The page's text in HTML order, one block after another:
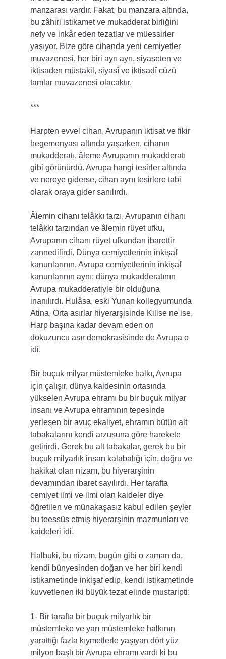
manzarası vardır. Fakat, bu manzara altında,
bu zâhiri istikamet ve mukadderat birliğini
nefy ve inkâr eden tezatlar ve müessirler
yaşıyor. Bize göre cihanda yeni cemiyetler
muvazenesi, her biri ayrı ayrı, siyaseten ve
iktisaden müstakil, siyasî ve iktisadî cüzü
tamlar muvazenesi olacaktır.
***
Harpten evvel cihan, Avrupanın iktisat ve fikir
hegemonyası altında yaşarken, cihanın
mukadderatı, âleme Avrupanın mukadderatı
gibi görünürdü. Avrupa hangi tesirler altında
ve nereye giderse, cihan aynı tesirlere tabi
olarak oraya gider sanılırdı.
Âlemin cihanı telâkkı tarzı, Avrupanın cihanı
telâkkı tarzından ve âlemin rüyet ufku,
Avrupanın cihanı rüyet ufkundan ibarettir
zannedilirdi. Dünya cemiyetlerinin inkişaf
kanunlarının, Avrupa cemiyetlerinin inkişaf
kanunlarının aynı; dünya mukadderatının
Avrupa mukadderatiyle bir olduğuna
inanılırdı. Hulâsa, eski Yunan kollegyumunda
Atina, Orta asırlar hiyerarşisinde Kilise ne ise,
Harp başına kadar devam eden on
dokuzuncu asır demokrasisinde de Avrupa o
idi.
Bir buçuk milyar müstemleke halkı, Avrupa
için çalışır, dünya kaidesinin ortasında
yükselen Avrupa ehramı bu bir buçuk milyar
insanı ve Avrupa ehramının tepesinde
yerleşen bir avuç ekaliyet, ehramın bütün alt
tabakalarını kendi arzusuna göre harekete
getirirdi. Gerek bu alt tabakalar, gerek bu bir
buçuk milyarlık insan kalabalığı için, doğru ve
hakikat olan nizam, bu hiyerarşinin
devamından ibaret sayılırdı. Her tarafta
cemiyet ilmi ve ilmi olan kaideler diye
öğretilen ve münakaşasız kabul edilen şeyler
bu teessüs etmiş hiyerarşinin mazmunları ve
kaideleri idi.
Halbuki, bu nizam, bugün gibi o zaman da,
kendi bünyesinden doğan ve her biri kendi
istikametinde inkişaf edip, kendi istikametinde
kuvvetlenen iki büyük tezat elinde mustaripti:
1- Bir tarafta bir buçuk milyarlık bir
müstemleke ve yarı müstemleke halkının
yarattığı fazla kıymetlerle yaşıyan dört yüz
milyon başlı bir Avrupa ehramı vardı ki bu